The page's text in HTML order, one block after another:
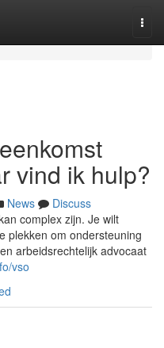
vind ik hulp?
News
Discuss
complex zijn. Je wilt
plekken om ondersteuning
arbeidsrechtelijk advocaat
vso